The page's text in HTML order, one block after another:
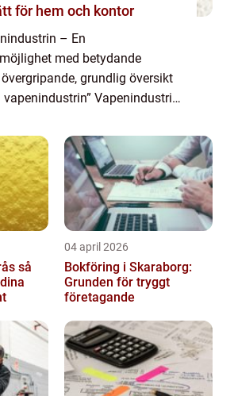
för hem och kontor
– En
med betydande
grundlig översikt
vapenindustrin” Vapenindustrin
i vapenföretag er...
så
04 april 2026
Bokföring i Skaraborg:
Grunden för tryggt
företagande